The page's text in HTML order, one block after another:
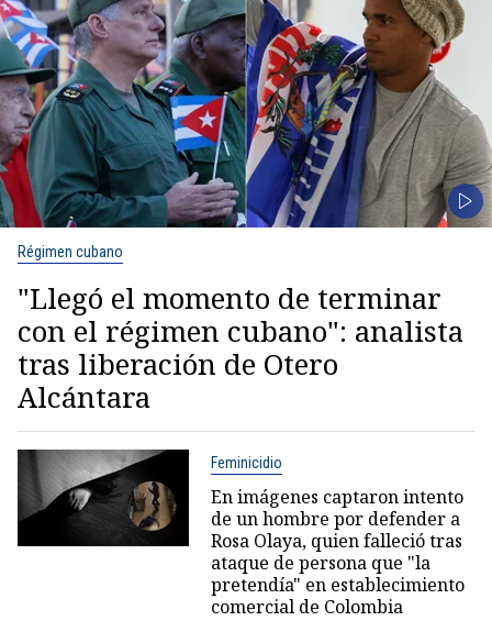
Régimen cubano
"Llegó el momento de terminar
con el régimen cubano": analista
tras liberación de Otero
Alcántara
Feminicidio
En imágenes captaron intento
de un hombre por defender a
Rosa Olaya, quien falleció tras
ataque de persona que "la
pretendía" en establecimiento
comercial de Colombia